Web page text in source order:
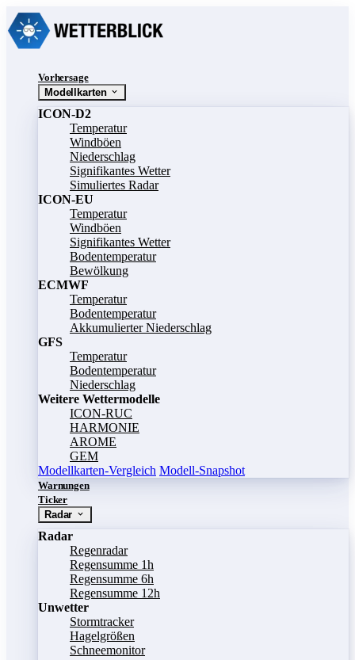
Vorhersage
Modellkarten
ICON-D2
Temperatur
Windböen
Niederschlag
Signifikantes Wetter
Simuliertes Radar
ICON-EU
Temperatur
Windböen
Signifikantes Wetter
Bodentemperatur
Bewölkung
ECMWF
Temperatur
Bodentemperatur
Akkumulierter Niederschlag
GFS
Temperatur
Bodentemperatur
Niederschlag
Weitere Wettermodelle
ICON-RUC
HARMONIE
AROME
GEM
Modellkarten-Vergleich Modell-Snapshot
Warnungen
Ticker
Radar
Radar
Regenradar
Regensumme 1h
Regensumme 6h
Regensumme 12h
Unwetter
Stormtracker
Hagelgrößen
Schneemonitor